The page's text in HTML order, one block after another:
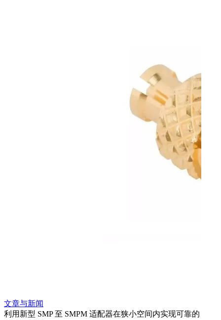
文章与新闻
利用新型 SMP 至 SMPM 适配器在狭小空间内实现可靠的